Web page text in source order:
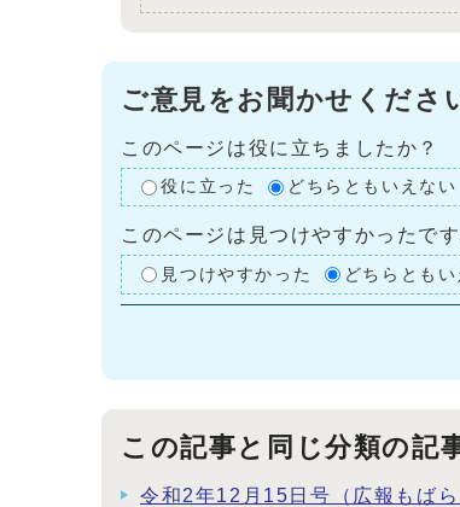
ご意見をお聞かせくださ
このページは役に立ちましたか？
役に立った どちらともいえない
このページは見つけやすかったです
見つけやすかった どちらとも
この記事と同じ分類の記
令和2年12月15日号（広報もば